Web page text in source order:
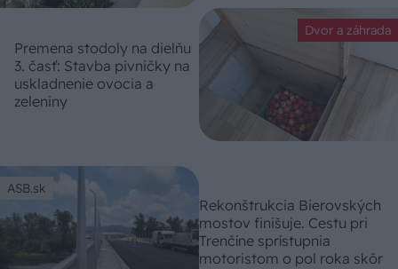
Dvor a záhrada
Premena stodoly na dielňu
3. časť: Stavba pivničky na
uskladnenie ovocia a
zeleniny
ASB.sk
Rekonštrukcia Bierovských
mostov finišuje. Cestu pri
Trenčíne sprístupnia
motoristom o pol roka skôr